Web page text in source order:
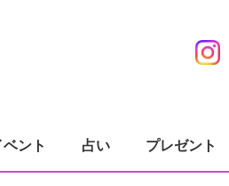
ント 占い プレゼント